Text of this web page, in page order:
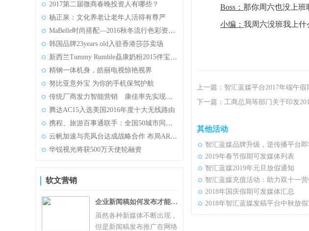
Boss： 那你周六也没上班
小编： 我周六没班我上什
上一篇：智汇蓝媒平台2017年端午
下一篇：工商总局等部门关于印发
其他活动
智汇蓝媒品牌升级，逆传播平台
2019年春节假期可发媒体列表
智汇蓝媒2019年元旦放假通知
智汇蓝媒充值活动：助力双十一营
2018年国庆假期可发媒体汇总
2018年智汇蓝媒发稿平台中秋放
2017第二届微商春晚投资人有哪些？
杨正泉：文化养老让老年人活得有尊严
MaBelle时尚搭配—2016秋冬流行色彩资讯第二期
韩国品牌23years old入驻香港莎莎卖场
新西兰Tummy Rumble贔康奶粉2015伴宝宝健康成长
精钢一体机身，皓丽电视惊艳视界
努比亚意外宝 为你的手机保驾护航
传统厂商发力智能营销 康佳率先实现广告TA功能
腾达AC15入选美国2016年度十大无线路由
携程、旅游百事通联手：全国50城市同一天“万人游泰国”
云帆加速与亮风台达成战略合作 布局AR产业
华锐视光将获500万天使轮融资
软文营销
企业新闻稿如何发布才能事半功倍？
虽然各种新媒体不断出现，
但是新闻稿发布推广在网络